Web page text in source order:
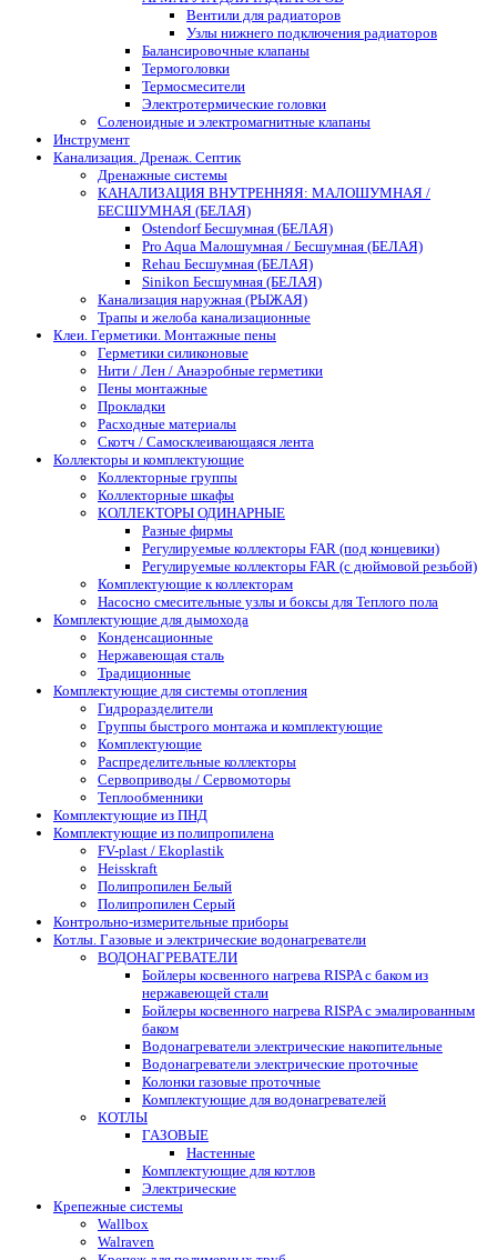
Вентили для радиаторов
Узлы нижнего подключения радиаторов
Балансировочные клапаны
Термоголовки
Термосмесители
Электротермические головки
Соленоидные и электромагнитные клапаны
Инструмент
Канализация. Дренаж. Септик
Дренажные системы
КАНАЛИЗАЦИЯ ВНУТРЕННЯЯ: МАЛОШУМНАЯ /
БЕСШУМНАЯ (БЕЛАЯ)
Ostendorf Бесшумная (БЕЛАЯ)
Pro Aqua Малошумная / Бесшумная (БЕЛАЯ)
Rehau Бесшумная (БЕЛАЯ)
Sinikon Бесшумная (БЕЛАЯ)
Канализация наружная (РЫЖАЯ)
Трапы и желоба канализационные
Клеи. Герметики. Монтажные пены
Герметики силиконовые
Нити / Лен / Анаэробные герметики
Пены монтажные
Прокладки
Расходные материалы
Скотч / Самосклеивающаяся лента
Коллекторы и комплектующие
Коллекторные группы
Коллекторные шкафы
КОЛЛЕКТОРЫ ОДИНАРНЫЕ
Разные фирмы
Регулируемые коллекторы FAR (под концевики)
Регулируемые коллекторы FAR (с дюймовой резьбой)
Комплектующие к коллекторам
Насосно смесительные узлы и боксы для Теплого пола
Комплектующие для дымохода
Конденсационные
Нержавеющая сталь
Традиционные
Комплектующие для системы отопления
Гидроразделители
Группы быстрого монтажа и комплектующие
Комплектующие
Распределительные коллекторы
Сервоприводы / Сервомоторы
Теплообменники
Комплектующие из ПНД
Комплектующие из полипропилена
FV-plast / Ekoplastik
Heisskraft
Полипропилен Белый
Полипропилен Серый
Контрольно-измерительные приборы
Котлы. Газовые и электрические водонагреватели
ВОДОНАГРЕВАТЕЛИ
Бойлеры косвенного нагрева RISPA с баком из
нержавеющей стали
Бойлеры косвенного нагрева RISPA с эмалированным
баком
Водонагреватели электрические накопительные
Водонагреватели электрические проточные
Колонки газовые проточные
Комплектующие для водонагревателей
КОТЛЫ
ГАЗОВЫЕ
Настенные
Комплектующие для котлов
Электрические
Крепежные системы
Wallbox
Walraven